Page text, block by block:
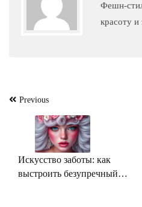
Фешн-
красоту и
Навигация
записям
Previous
Искусство заботы: как
выстроить безупречный